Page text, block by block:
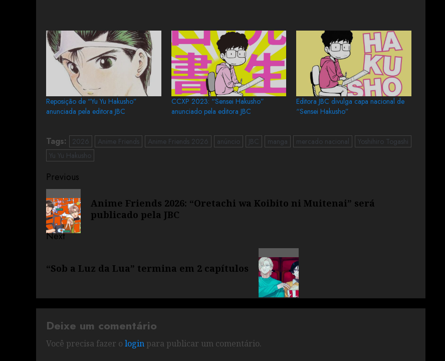
Reposição de “Yu Yu Hakusho”
anunciada pela editora JBC
CCXP 2023: “Sensei Hakusho”
anunciado pela editora JBC
Editora JBC divulga capa nacional de
“Sensei Hakusho”
Tags: 2026 Anime Friends Anime Friends 2026 anúncio JBC manga mercado nacional
Yoshihiro Togashi
Yu Yu Hakusho
Previous
Anime Friends 2026: “Oretachi wa Koibito ni Muitenai” será
publicado pela JBC
Next
“Sob a Luz da Lua” termina em 2 capítulos
Deixe um comentário
Você precisa fazer o login para publicar um comentário.